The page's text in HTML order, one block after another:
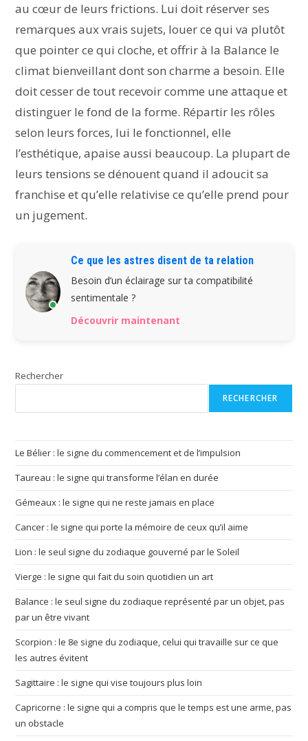
au cœur de leurs frictions. Lui doit réserver ses
remarques aux vrais sujets, louer ce qui va plutôt
que pointer ce qui cloche, et offrir à la Balance le
climat bienveillant dont son charme a besoin. Elle
doit cesser de tout recevoir comme une attaque et
distinguer le fond de la forme. Répartir les rôles
selon leurs forces, lui le fonctionnel, elle
l’esthétique, apaise aussi beaucoup. La plupart de
leurs tensions se dénouent quand il adoucit sa
franchise et qu’elle relativise ce qu’elle prend pour
un jugement.
Ce que les astres disent de ta relation
Besoin d’un éclairage sur ta compatibilité
sentimentale ?
Découvrir maintenant
Rechercher
RECHERCHER
Le Bélier : le signe du commencement et de l’impulsion
Taureau : le signe qui transforme l’élan en durée
Gémeaux : le signe qui ne reste jamais en place
Cancer : le signe qui porte la mémoire de ceux qu’il aime
Lion : le seul signe du zodiaque gouverné par le Soleil
Vierge : le signe qui fait du soin quotidien un art
Balance : le seul signe du zodiaque représenté par un objet, pas
par un être vivant
Scorpion : le 8e signe du zodiaque, celui qui travaille sur ce que
les autres évitent
Sagittaire : le signe qui vise toujours plus loin
Capricorne : le signe qui a compris que le temps est une arme, pas
un obstacle